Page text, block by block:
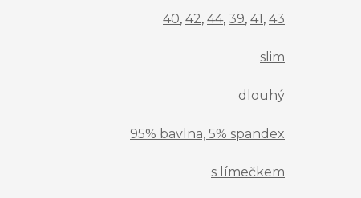
40, 42, 44, 39, 41 , 43
slim
dlouhý
95% bavlna, 5% spandex
s límečkem